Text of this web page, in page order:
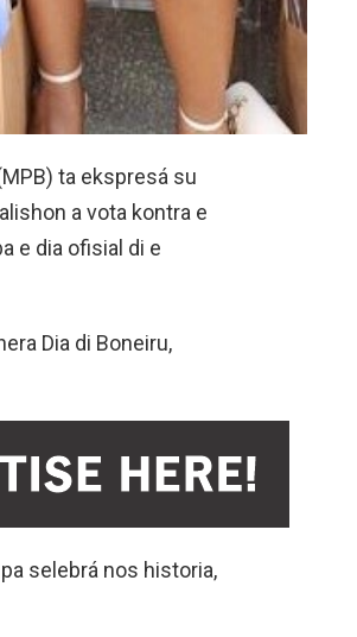
ta ekspresá su
a vota kontra e
e dia ofisial di e
Dia di Boneiru,
selebrá nos historia,